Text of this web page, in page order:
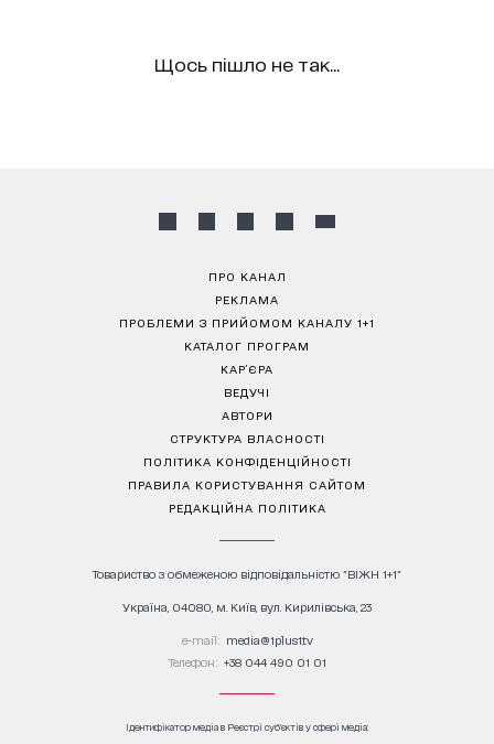
Щось пішло не так...
ПРО КАНАЛ
РЕКЛАМА
ПРОБЛЕМИ З ПРИЙОМОМ КАНАЛУ 1+1
КАТАЛОГ ПРОГРАМ
КАР’ЄРА
ВЕДУЧІ
АВТОРИ
СТРУКТУРА ВЛАСНОСТІ
ПОЛІТИКА КОНФІДЕНЦІЙНОСТІ
ПРАВИЛА КОРИСТУВАННЯ САЙТОМ
РЕДАКЦІЙНА ПОЛІТИКА
Товариство з обмеженою відповідальністю "ВІЖН 1+1"
Україна, 04080, м. Київ, вул. Кирилівська, 23
е-mail: media@1plus1.tv
Телефон: +38 044 490 01 01
Ідентифікатор медіа в Реєстрі суб’єктів у сфері медіа: